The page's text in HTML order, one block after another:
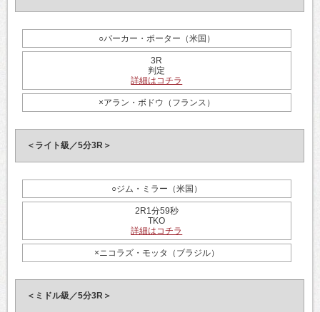
○パーカー・ポーター（米国）
3R
判定
詳細はコチラ
×アラン・ボドウ（フランス）
＜ライト級／5分3R＞
○ジム・ミラー（米国）
2R1分59秒
TKO
詳細はコチラ
×ニコラズ・モッタ（ブラジル）
＜ミドル級／5分3R＞